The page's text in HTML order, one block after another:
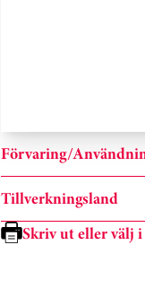
Förvaring/
Tillverkningsland
Skriv ut eller välj i